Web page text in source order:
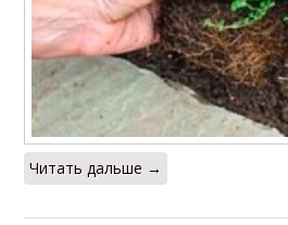
Читать дальше →